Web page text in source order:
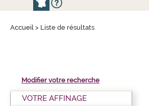
Accueil > Liste de résultats
Modifier votre recherche
VOTRE AFFINAGE